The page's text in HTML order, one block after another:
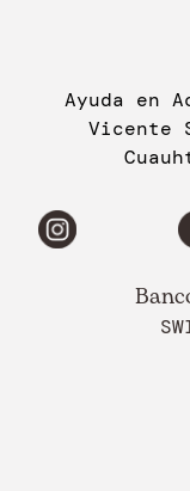
Ayuda en
Vicente